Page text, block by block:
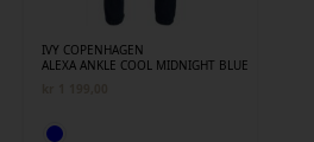
IVY COPENHAGEN
ALEXA ANKLE COOL MIDNIGHT BLUE